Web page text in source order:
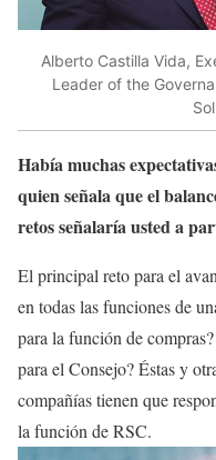
Alberto Castilla Vida,
Leader of the
Había muchas
quien señala que el
retos señalaría usted a
El principal reto para el
en todas las funciones de
para la función de
para el Consejo? Éstas y
compañías tienen que
la función de RSC.